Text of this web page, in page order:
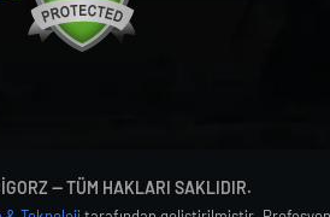
— TÜM HAKLARI SAKLIDIR.